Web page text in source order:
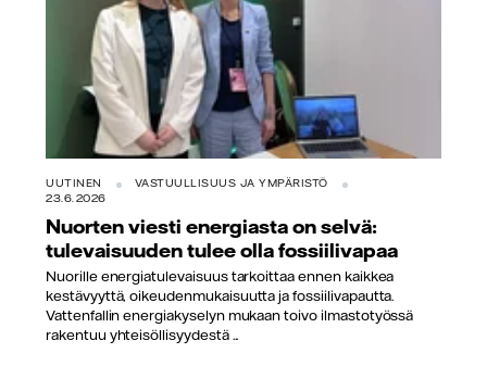
UUTINEN
VASTUULLISUUS JA YMPÄRISTÖ
23.6.2026
Nuorten viesti energiasta on selvä:
tulevaisuuden tulee olla fossiilivapaa
Nuorille energiatulevaisuus tarkoittaa ennen kaikkea
kestävyyttä, oikeudenmukaisuutta ja fossiilivapautta.
Vattenfallin energiakyselyn mukaan toivo ilmastotyössä
rakentuu yhteisöllisyydestä ...